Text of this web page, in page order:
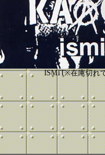
ISMIT※在庫切れ